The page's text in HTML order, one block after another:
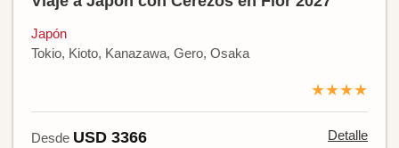
Japón
Tokio, Kioto, Kanazawa, Gero, Osaka
★★★★
Desde USD 3366 Detalle